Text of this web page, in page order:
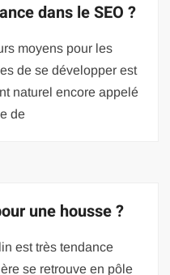
dans le SEO ?
moyens pour les
de se développer est
naturel encore appelé
de
une housse ?
est très tendance
se retrouve en pôle